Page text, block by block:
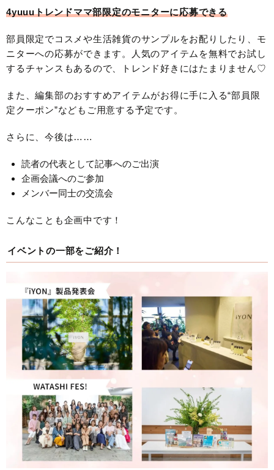
4yuuuトレンドママ部限定のモニターに応募できる
部員限定でコスメや生活雑貨のサンプルをお配りしたり、モ
ニターへの応募ができます。人気のアイテムを無料でお試し
するチャンスもあるので、トレンド好きにはたまりません♡
また、編集部のおすすめアイテムがお得に手に入る“部員限
定クーポン”などもご用意する予定です。
さらに、今後は……
読者の代表として記事へのご出演
企画会議へのご参加
メンバー同士の交流会
こんなことも企画中です！
イベントの一部をご紹介！